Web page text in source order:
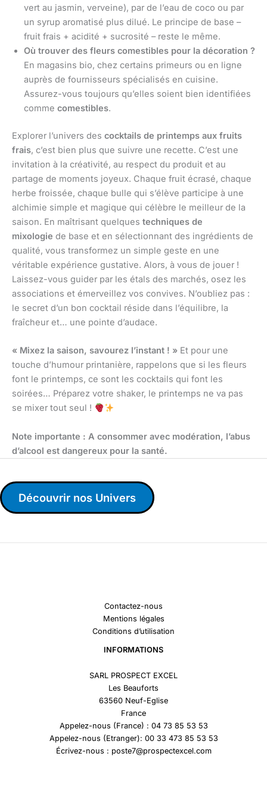
vert au jasmin, verveine), par de l’eau de coco ou par
un syrup aromatisé plus dilué. Le principe de base –
fruit frais + acidité + sucrosité – reste le même.
Où trouver des fleurs comestibles pour la décoration ?
En magasins bio, chez certains primeurs ou en ligne
auprès de fournisseurs spécialisés en cuisine.
Assurez-vous toujours qu’elles soient bien identifiées
comme comestibles.
Explorer l’univers des cocktails de printemps aux fruits
frais, c’est bien plus que suivre une recette. C’est une
invitation à la créativité, au respect du produit et au
partage de moments joyeux. Chaque fruit écrasé, chaque
herbe froissée, chaque bulle qui s’élève participe à une
alchimie simple et magique qui célèbre le meilleur de la
saison. En maîtrisant quelques techniques de
mixologie de base et en sélectionnant des ingrédients de
qualité, vous transformez un simple geste en une
véritable expérience gustative. Alors, à vous de jouer !
Laissez-vous guider par les étals des marchés, osez les
associations et émerveillez vos convives. N’oubliez pas :
le secret d’un bon cocktail réside dans l’équilibre, la
fraîcheur et… une pointe d’audace.
« Mixez la saison, savourez l’instant ! » Et pour une
touche d’humour printanière, rappelons que si les fleurs
font le printemps, ce sont les cocktails qui font les
soirées… Préparez votre shaker, le printemps ne va pas
se mixer tout seul !
Note importante : A consommer avec modération, l’abus
d’alcool est dangereux pour la santé.
Découvrir nos Univers
Contactez-nous
Mentions légales
Conditions d’utilisation
INFORMATIONS
SARL PROSPECT EXCEL
Les Beauforts
63560 Neuf-Eglise
France
Appelez-nous (France) : 04 73 85 53 53
Appelez-nous (Etranger): 00 33 473 85 53 53
Écrivez-nous : poste7@prospectexcel.com